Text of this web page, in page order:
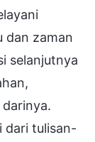
dan zaman
selanjutnya
dari tulisan-